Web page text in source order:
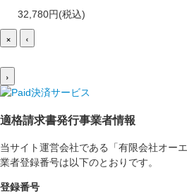
32,780円(税込)
× ‹
›
適格請求書発行事業者情報
当サイト運営会社である「有限会社オー
業者登録番号は以下のとおりです。
登録番号